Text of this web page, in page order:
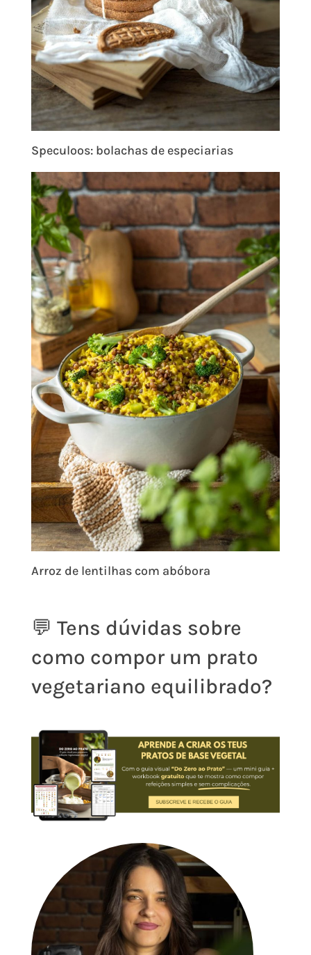
Speculoos: bolachas de especiarias
Arroz de lentilhas com abóbora
💬 Tens dúvidas sobre
como compor um prato
vegetariano equilibrado?